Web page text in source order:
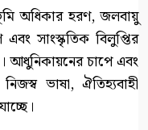
অধিকার হরণ, জলবায়ু
এবং সাংস্কৃতিক বিলুপ্তির
আধুনিকায়নের চাপে এবং
ভাষা, ঐতিহ্যবাহী